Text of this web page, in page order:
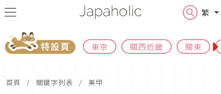
繁
東京 關西近畿 關東
首頁 關鍵字列表 美甲